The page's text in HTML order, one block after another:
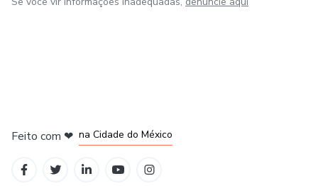
Feito com ❤ na Cidade do México